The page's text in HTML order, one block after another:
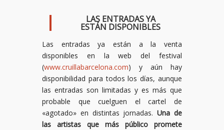
LAS ENTRADAS YA
ESTÁN DISPONIBLES
Las entradas ya están a la venta
disponibles en la web del festival
(www.cruillabarcelona.com) y aún hay
disponibilidad para todos los días, aunque
las entradas son limitadas y es más que
probable que cuelguen el cartel de
«agotado» en distintas jornadas.Una de
las artistas que más público promete